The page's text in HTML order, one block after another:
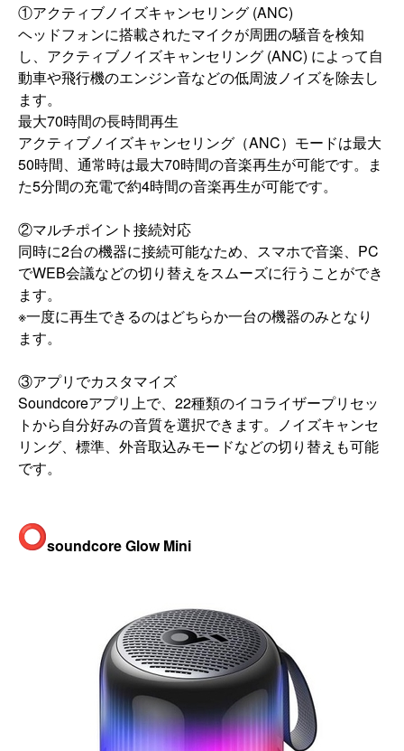
①アクティブノイズキャンセリング (ANC)
ヘッドフォンに搭載されたマイクが周囲の騒音を検知
し、 アクティブノイズキャンセリング (ANC) によって自
動車や飛行機のエンジン音などの低周波ノイズを除去し
ます。
最大70時間の長時間再生
アクティブノイズキャンセリング（ANC） モードは最大
50時間、 通常時は最大70時間の音楽再生が可能です。
ま
た5分間の充電で約4時間の音楽再生が可能です。
②マルチポイント接続対応
同時に2台の機器に接続可能なため、スマホで音楽、 PC
でWEB会議などの切り替えをスムーズに行うことができ
ます。
※一度に再生できるのはどちらか一台の機器のみとなり
ます。
③アプリでカスタマイズ
Soundcoreアプリ上で、 22種類のイコライザープリセッ
トから自分好みの音質を選択でき ます。ノイズキャンセ
リング、標準、 外音取込みモードなどの切り替えも可能
です。
soundcore Glow Mini